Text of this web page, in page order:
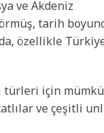
ve Akdeniz
tarih
özellikle
türleri için
ve çeşitli